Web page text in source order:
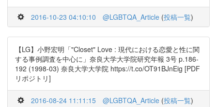
2016-10-23 04:10:10 @LGBTQA_Article (投稿一覧)
【LG】小野宏明「"Closet" Love : 現代における恋愛と性に関
する事例調査を中心に」奈良大学大学院研究年報 3号 p.186-
192 (1998-03) 奈良大学大学院 https://t.co/OT91BJnEig [PDF
リポジトリ]
2016-08-24 11:11:15 @LGBTQA_Article (投稿一覧)